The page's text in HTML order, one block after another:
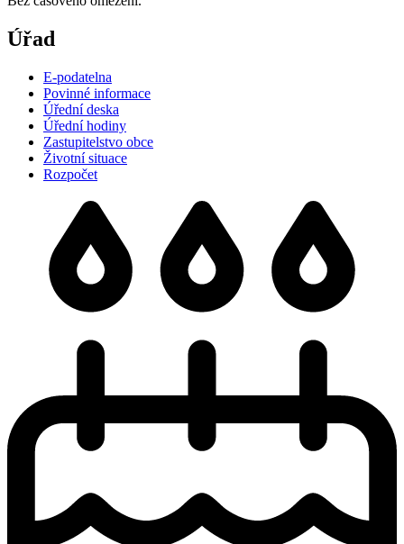
Úřad
E-podatelna
Povinné informace
Úřední deska
Úřední hodiny
Zastupitelstvo obce
Životní situace
Rozpočet